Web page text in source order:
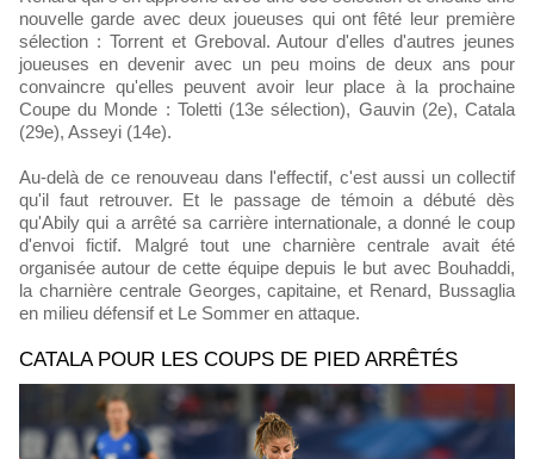
nouvelle garde avec deux joueuses qui ont fêté leur première
sélection : Torrent et Greboval. Autour d'elles d'autres jeunes
joueuses en devenir avec un peu moins de deux ans pour
convaincre qu'elles peuvent avoir leur place à la prochaine
Coupe du Monde : Toletti (13e sélection), Gauvin (2e), Catala
(29e), Asseyi (14e).
Au-delà de ce renouveau dans l'effectif, c'est aussi un collectif
qu'il faut retrouver. Et le passage de témoin a débuté dès
qu'Abily qui a arrêté sa carrière internationale, a donné le coup
d'envoi fictif. Malgré tout une charnière centrale avait été
organisée autour de cette équipe depuis le but avec Bouhaddi,
la charnière centrale Georges, capitaine, et Renard, Bussaglia
en milieu défensif et Le Sommer en attaque.
CATALA POUR LES COUPS DE PIED ARRÊTÉS